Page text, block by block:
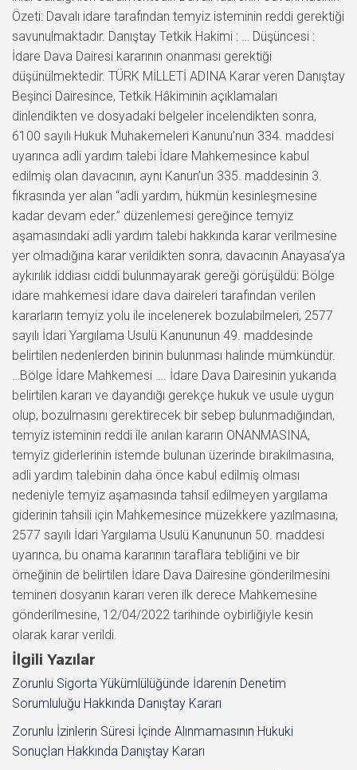
Özeti: Davalı idare tarafından temyiz isteminin reddi gerektiği
savunulmaktadır. Danıştay Tetkik Hakimi : … Düşüncesi :
İdare Dava Dairesi kararının onanması gerektiği
düşünülmektedir. TÜRK MİLLETİ ADINA Karar veren Danıştay
Beşinci Dairesince, Tetkik Hâkiminin açıklamaları
dinlendikten ve dosyadaki belgeler incelendikten sonra,
6100 sayılı Hukuk Muhakemeleri Kanunu’nun 334. maddesi
uyarınca adli yardım talebi İdare Mahkemesince kabul
edilmiş olan davacının, aynı Kanun’un 335. maddesinin 3.
fıkrasında yer alan “adli yardım, hükmün kesinleşmesine
kadar devam eder.” düzenlemesi gereğince temyiz
aşamasındaki adli yardım talebi hakkında karar verilmesine
yer olmadığına karar verildikten sonra, davacının Anayasa’ya
aykırılık iddiası ciddi bulunmayarak gereği görüşüldü: Bölge
idare mahkemesi idare dava daireleri tarafından verilen
kararların temyiz yolu ile incelenerek bozulabilmeleri, 2577
sayılı İdari Yargılama Usulü Kanununun 49. maddesinde
belirtilen nedenlerden birinin bulunması halinde mümkündür.
…Bölge İdare Mahkemesi …. İdare Dava Dairesinin yukarıda
belirtilen kararı ve dayandığı gerekçe hukuk ve usule uygun
olup, bozulmasını gerektirecek bir sebep bulunmadığından,
temyiz isteminin reddi ile anılan kararın ONANMASINA,
temyiz giderlerinin istemde bulunan üzerinde bırakılmasına,
adli yardım talebinin daha önce kabul edilmiş olması
nedeniyle temyiz aşamasında tahsil edilmeyen yargılama
giderinin tahsili için Mahkemesince müzekkere yazılmasına,
2577 sayılı İdari Yargılama Usulü Kanununun 50. maddesi
uyarınca, bu onama kararının taraflara tebliğini ve bir
örneğinin de belirtilen İdare Dava Dairesine gönderilmesini
teminen dosyanın kararı veren ilk derece Mahkemesine
gönderilmesine, 12/04/2022 tarihinde oybirliğiyle kesin
olarak karar verildi.
İlgili Yazılar
Zorunlu Sigorta Yükümlülüğünde İdarenin Denetim
Sorumluluğu Hakkında Danıştay Kararı
Zorunlu İzinlerin Süresi İçinde Alınmamasının Hukuki
Sonuçları Hakkında Danıştay Kararı